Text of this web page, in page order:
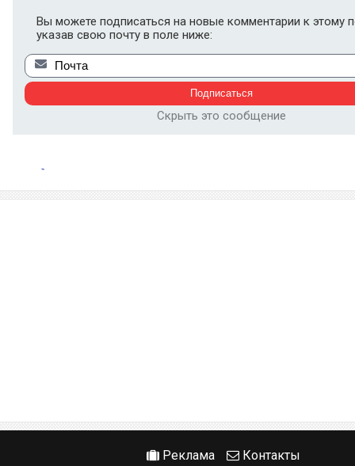
Вы можете подписаться на новые комментарии к этому
указав свою почту в поле ниже:
Скрыть это сообщение
Реклама Контакты